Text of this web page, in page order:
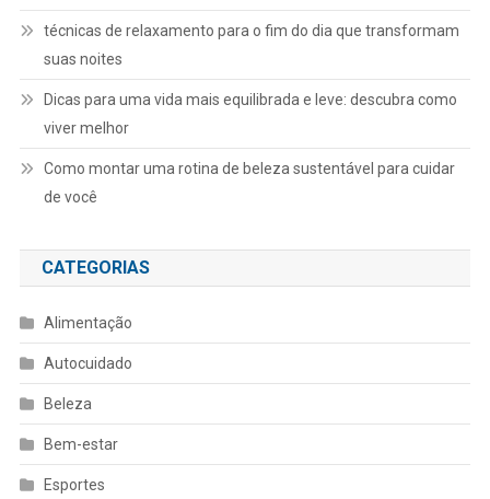
técnicas de relaxamento para o fim do dia que transformam
suas noites
Dicas para uma vida mais equilibrada e leve: descubra como
viver melhor
Como montar uma rotina de beleza sustentável para cuidar
de você
CATEGORIAS
Alimentação
Autocuidado
Beleza
Bem-estar
Esportes